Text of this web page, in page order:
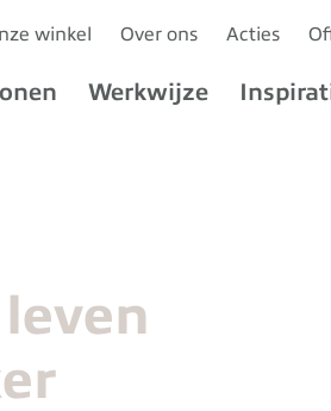
winkel Over ons Acties
Werkwijze